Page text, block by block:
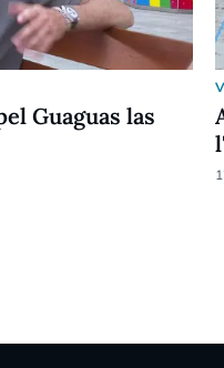
Guaguas las